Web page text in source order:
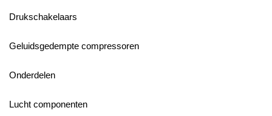
Drukschakelaars
Geluidsgedempte compressoren
Onderdelen
Lucht componenten